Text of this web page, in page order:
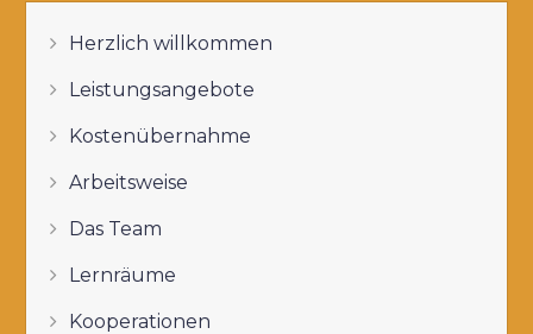
Herzlich willkommen
Leistungsangebote
Kostenübernahme
Arbeitsweise
Das Team
Lernräume
Kooperationen